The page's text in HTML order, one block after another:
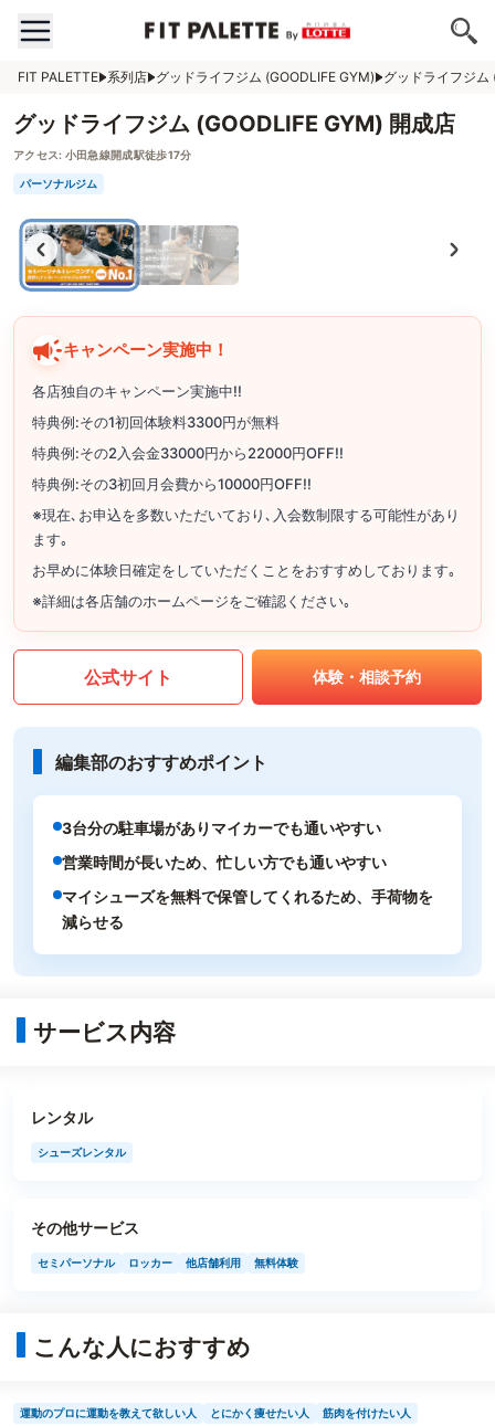
FIT PALETTE 系列店 グッドライフジム (GOODLIFE GYM) グッドライフジム
グッドライフジム (GOODLIFE GYM) 開成店
アクセス: 小田急線開成駅徒歩17分
パーソナルジム
キャンペーン実施中！
各店独自のキャンペーン実施中!!
特典例:その1初回体験料3300円が無料
特典例:その2入会金33000円から22000円OFF!!
特典例:その3初回月会費から10000円OFF!!
※現在､お申込を多数いただいており､入会数制限する可能性があり
ます｡
お早めに体験日確定をしていただくことをおすすめしております｡
※詳細は各店舗のホームページをご確認ください｡
公式サイト 体験・相談予約
編集部のおすすめポイント
3台分の駐車場がありマイカーでも通いやすい
営業時間が長いため、忙しい方でも通いやすい
マイシューズを無料で保管してくれるため、手荷物を
減らせる
サービス内容
レンタル
シューズレンタル
その他サービス
セミパーソナル ロッカー 他店舗利用 無料体験
こんな人におすすめ
運動のプロに運動を教えて欲しい人 とにかく痩せたい人 筋肉を付けたい人